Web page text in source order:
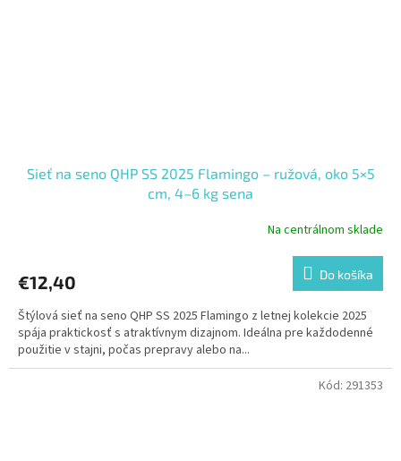
Sieť na seno QHP SS 2025 Flamingo – ružová, oko 5×5
cm, 4–6 kg sena
Na centrálnom sklade
€12,40 Do košíka
Štýlová sieť na seno QHP SS 2025 Flamingo z letnej kolekcie 2025
spája praktickosť s atraktívnym dizajnom. Ideálna pre každodenné
použitie v stajni, počas prepravy alebo na...
Kód: 291353